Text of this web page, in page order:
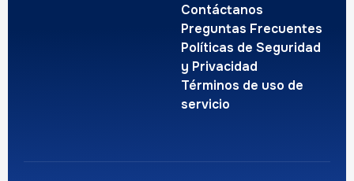
Contáctanos
Preguntas Frecuentes
Políticas de Seguridad
y Privacidad
Términos de uso de
servicio